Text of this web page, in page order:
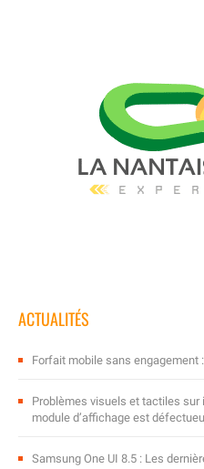
ACTUALITÉS
Forfait mobile sans engagement
Problèmes visuels et tactiles sur
module d’affichage est
Samsung One UI 8.5 : Les